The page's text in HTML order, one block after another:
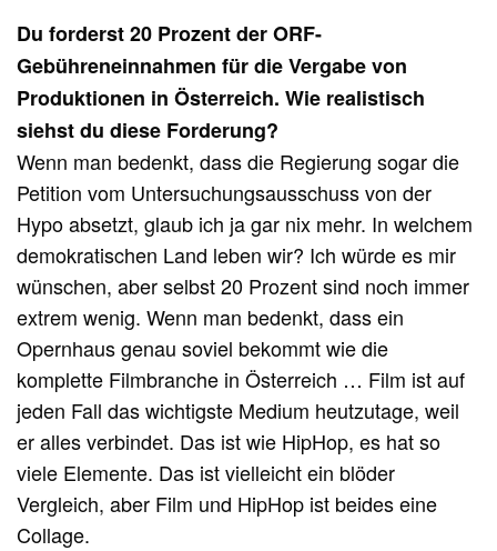
Du forderst 20 Prozent der ORF-
Gebühreneinnahmen für die Vergabe von
Produktionen in Österreich. Wie realistisch
siehst du diese Forderung?
Wenn man bedenkt, dass die Regierung sogar die
Petition vom Untersuchungsausschuss von der
Hypo absetzt, glaub ich ja gar nix mehr. In welchem
demokratischen Land leben wir? Ich würde es mir
wünschen, aber selbst 20 Prozent sind noch immer
extrem wenig. Wenn man bedenkt, dass ein
Opernhaus genau soviel bekommt wie die
komplette Filmbranche in Österreich … Film ist auf
jeden Fall das wichtigste Medium heutzutage, weil
er alles verbindet. Das ist wie HipHop, es hat so
viele Elemente. Das ist vielleicht ein blöder
Vergleich, aber Film und HipHop ist beides eine
Collage.